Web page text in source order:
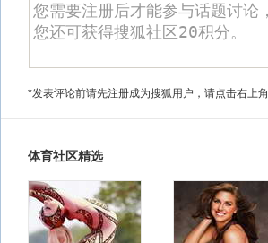
*发表评论前请先注册成为搜狐用户，请点击右上角
体育社区精选